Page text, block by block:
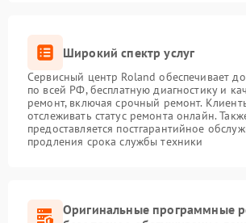
Широкий спектр услуг
Сервисный центр Roland обеспечивает
по всей РФ, бесплатную диагностику и
ремонт, включая срочный ремонт.
отслеживать статус ремонта онлайн.
предоставляется постгарантийное
продления срока службы техники
Оригинальные программные